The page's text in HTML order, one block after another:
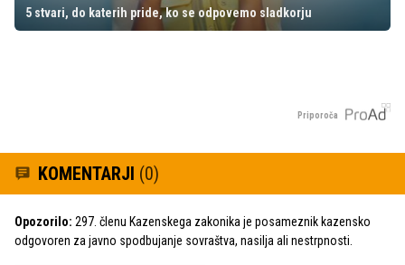
5 stvari, do katerih pride, ko se odpovemo sladkorju
Priporoča
KOMENTARJI (0)
Opozorilo: 297. členu Kazenskega zakonika je posameznik kazensko
odgovoren za javno spodbujanje sovraštva, nasilja ali nestrpnosti.